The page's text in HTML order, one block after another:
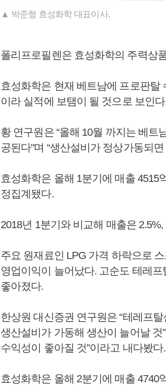
▲ 박준형 효성화학 대표이사.
폴리프로필렌은 효성화학의 주력상
효성화학은 현재 베트남에 프로판
이라 실적에 보탬이 될 것으로 보인
황 연구원은 “올해 10월 까지는 베
공된다"며 “생산설비가 정상가동되
효성화학은 올해 1분기에 매출 4515
정집계됐다.
2018년 1분기와 비교해 매출은
주요 원재료인 LPG 가격 하락으로
영업이익이 늘어났다. 고순도 테레
좋아졌다.
한상원 대신증권 연구원은 “테레프
생산설비가 가동해 생산이 늘어날 것
수익성이 좋아질 것”이라고 내다봤다.
효성화학은 올해 2분기에 매출 4740